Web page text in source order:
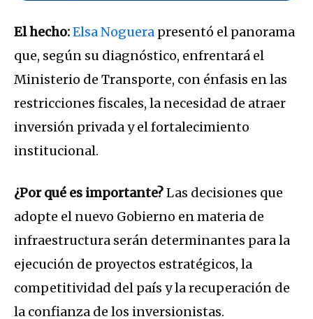
El hecho:Elsa Noguera presentó el panorama
que, según su diagnóstico, enfrentará el
Ministerio de Transporte, con énfasis en las
restricciones fiscales, la necesidad de atraer
inversión privada y el fortalecimiento
institucional.
¿Por qué es importante?Las decisiones que
adopte el nuevo Gobierno en materia de
infraestructura serán determinantes para la
ejecución de proyectos estratégicos, la
competitividad del país y la recuperación de
la confianza de los inversionistas.